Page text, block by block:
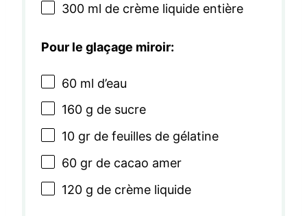
300ml de crème liquide entière
Pour le glaçage miroir:
60ml d’eau
160 g de sucre
10gr de feuilles de gélatine
60gr de cacao amer
120 g de crème liquide